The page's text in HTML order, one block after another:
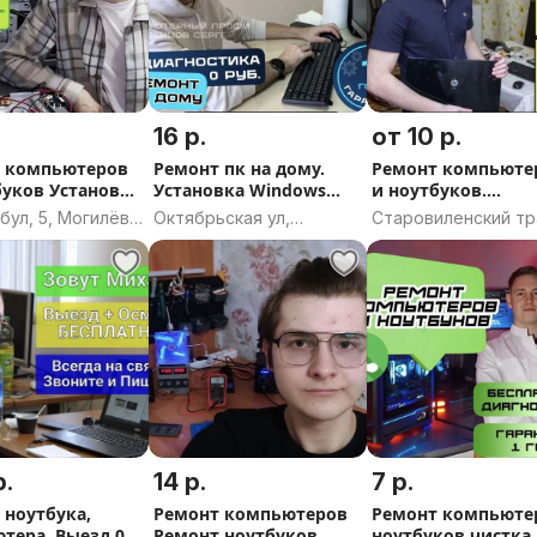
то диагностика и мой
на ремонт ноутбуков,
обратившимся по
и качественно.
ОБЕСПЕЧЕНИЯ И
компьютеров
Установка
Удаление
Чистка от
5, Могилёв,
область
16 р.
Ремонт пк на дому.
Установка Windows
Ремонт ноутбуков
Октябрьская ул,
Бобруйск, Могилёвская
область
от 10 р.
Ремонт
и ноутбуков.
Компьютерный
Старовиленский
8, Минск
14 р.
Ремонт компьютеров
7 р.
Ремонт